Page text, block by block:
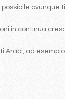
ovunque
in continua
ad